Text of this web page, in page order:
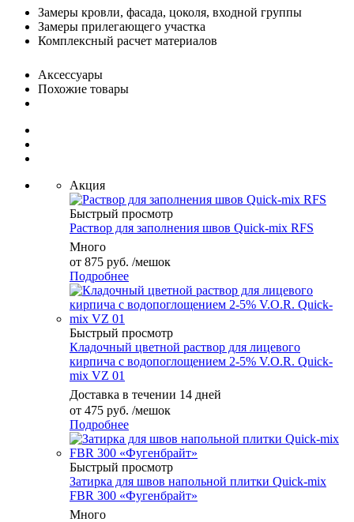
Замеры кровли, фасада, цоколя, входной группы
Замеры прилегающего участка
Комплексный расчет материалов
Аксессуары
Похожие товары
Акция
Быстрый просмотр
Раствор для заполнения швов Quick-mix RFS
Много
от 875 руб. /мешок
Подробнее
Быстрый просмотр
Кладочный цветной раствор для лицевого
кирпича с водопоглощением 2-5% V.O.R. Quick-
mix VZ 01
Доставка в течении 14 дней
от 475 руб. /мешок
Подробнее
Быстрый просмотр
Затирка для швов напольной плитки Quick-mix
FBR 300 «Фугенбрайт»
Много